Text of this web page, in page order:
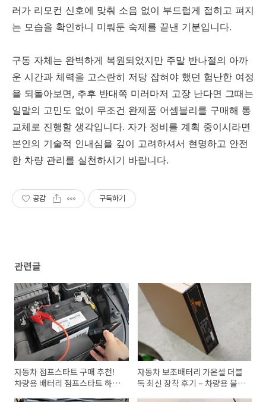
러가 리모컨 신호에 맞춰 소음 없이 부드럽게 접히고 펴지
는 모습을 확인하니 미뤄둔 숙제를 끝낸 기분입니다.
구동 자체는 완벽하게 복원되었지만 주말 반나절의 아까
운 시간과 체력을 고스란히 저당 잡혀야 했던 험난한 여정
을 되돌아보면, 추후 반대쪽 미러마저 고장 난다면 그때는
일말의 고민도 없이 무조건 완제품 어셈블리를 구매해 통
교체로 진행할 생각입니다. 자가 정비를 계획 중이시라면
본인의 기술적 인내심을 깊이 고려하셔서 현명하고 안전
한 차량 관리를 실천하시기 바랍니다.
공감 구독하기
관련글
자동차 점프스타트 구매 추천!
챠량용 배터리 점프스타트 하는
자동차 보조배터리 가온셀 더블
독 최신 장착 후기 – 차량용 블랙